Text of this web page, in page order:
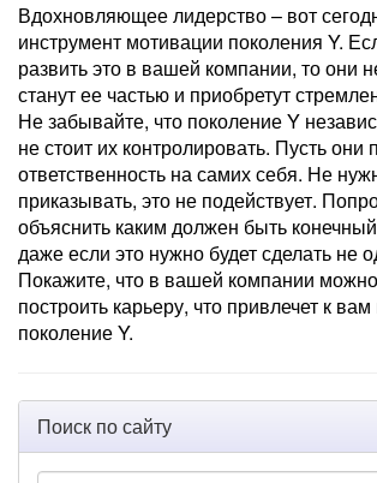
Вдохновляющее лидерство – вот
инструмент мотивации поколения Y.
развить это в вашей компании, то они
станут ее частью и приобретут
Не забывайте, что поколение Y
не стоит их контролировать. Пусть они
ответственность на самих себя. Не
приказывать, это не подействует.
объяснить каким должен быть конечный
даже если это нужно будет сделать не
Покажите, что в вашей компании
построить карьеру, что привлечет к
поколение Y.
Поиск по сайту